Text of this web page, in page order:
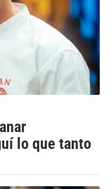
lo que tanto